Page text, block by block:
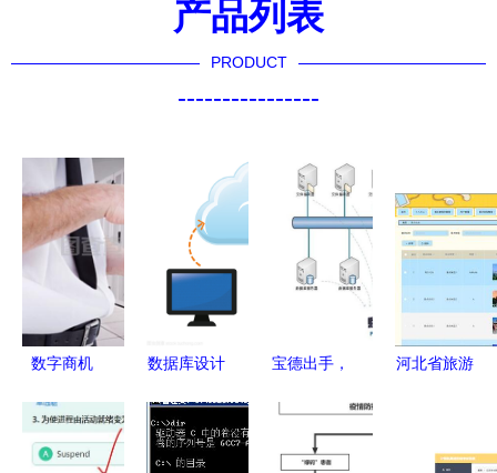
产品列表
PRODUCT
----------------
数字商机
后的复合形
象与网络服
数据库设计
计算机网络
服务中的核
宝德出手，
险！——解
读高效数据
河北省旅游
Java SSM